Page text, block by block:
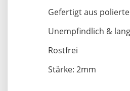
Gefertigt aus
Unempfindlich &
Rostfrei
Stärke: 2mm